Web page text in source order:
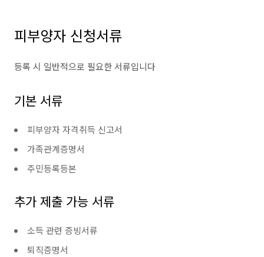
피부양자 신청서류
등록 시 일반적으로 필요한 서류입니다
기본 서류
피부양자 자격취득 신고서
가족관계증명서
주민등록등본
추가 제출 가능 서류
소득 관련 증빙서류
퇴직증명서